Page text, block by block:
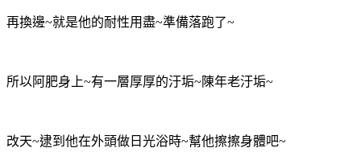
再換邊~就是他的耐性用盡~準備落跑了~
所以阿肥身上~有一層厚厚的汙垢~陳年老汙垢~
改天~逮到他在外頭做日光浴時~幫他擦擦身體吧~